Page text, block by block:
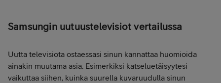
Samsungin uutuustelevisiot vertailussa
Uutta televisiota ostaessasi sinun kannattaa huomioida
ainakin muutama asia. Esimerkiksi katseluetäisyytesi
vaikuttaa siihen, kuinka suurella kuvaruudulla sinun